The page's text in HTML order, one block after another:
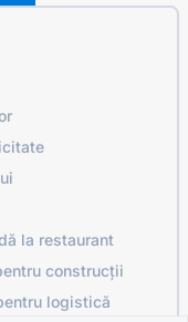
la restaurant
construcții
logistică